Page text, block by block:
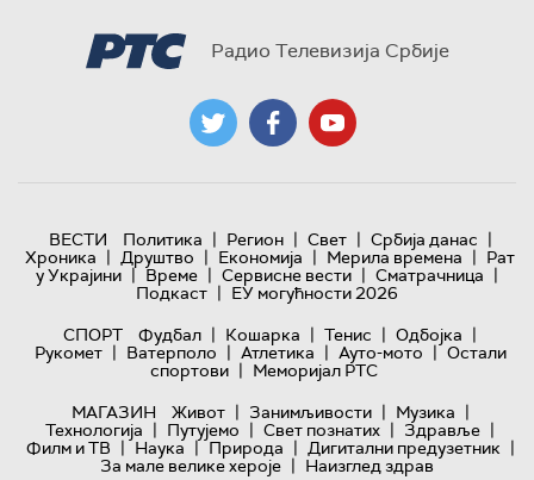
Радио Телевизија Србије
ВЕСТИ Политика | Регион | Свет | Србија данас |
Хроника | Друштво | Економија | Мерила времена | Рат
у Украјини | Време | Сервисне вести | Сматрачница |
Подкаст | ЕУ могућности 2026
СПОРТ
Фудбал | Кошарка | Тенис | Одбојка |
Рукомет | Ватерполо | Атлетика | Ауто-мото | Остали
спортови | Меморијал РТС
МАГАЗИН
Живот | Занимљивости | Музика |
Технологијa | Путујемо | Свет познатих | Здравље |
Филм и ТВ | Наука | Природа | Дигитални предузетник |
За мале велике хероје | Наизглед здрав